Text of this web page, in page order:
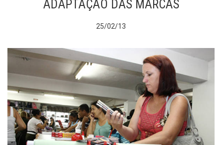
ADAPTAÇÃO DAS MARCAS
25/02/13